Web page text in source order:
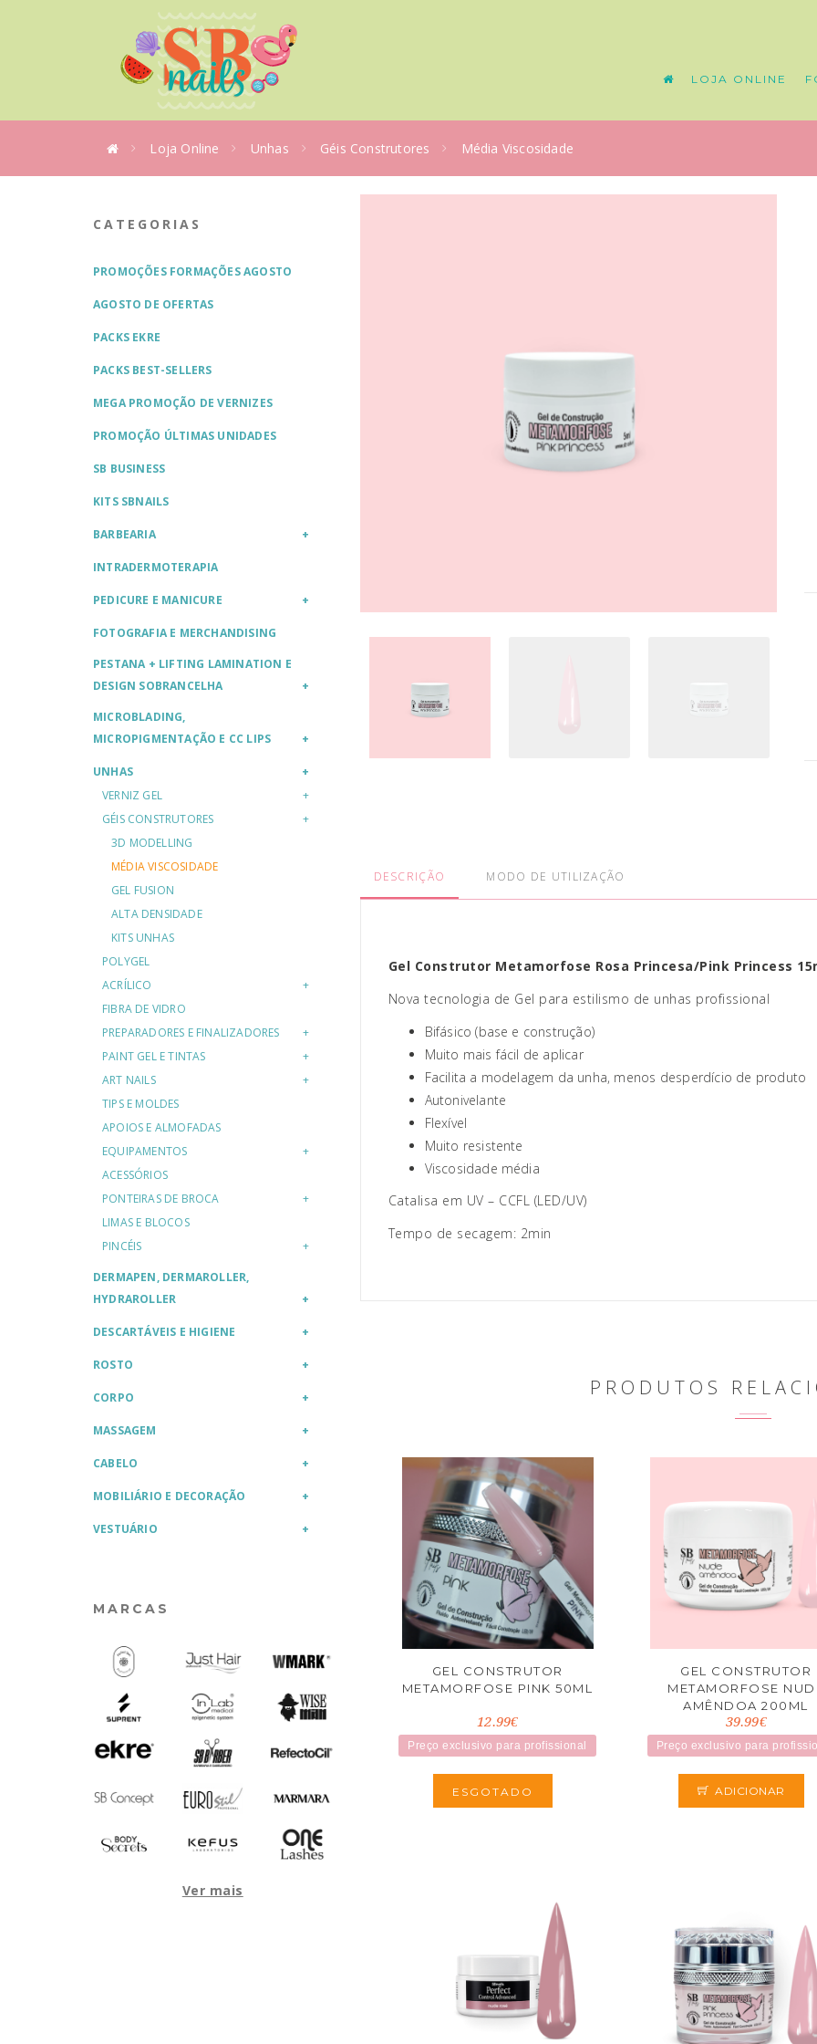
LOJA ONLINE
Loja Online Unhas Géis Construtores Média Viscosidade
CATEGORIAS
PROMOÇÕES FORMAÇÕES AGOSTO
AGOSTO DE OFERTAS
PACKS EKRE
PACKS BEST-SELLERS
MEGA PROMOÇÃO DE VERNIZES
PROMOÇÃO ÚLTIMAS UNIDADES
SB BUSINESS
KITS SBNAILS
BARBEARIA
INTRADERMOTERAPIA
PEDICURE E MANICURE
FOTOGRAFIA E MERCHANDISING
PESTANA + LIFTING LAMINATION E
DESIGN SOBRANCELHA
MICROBLADING,
MICROPIGMENTAÇÃO E CC LIPS
UNHAS
VERNIZ GEL
GÉIS CONSTRUTORES
3D MODELLING
MÉDIA VISCOSIDADE
GEL FUSION
ALTA DENSIDADE
KITS UNHAS
POLYGEL
ACRÍLICO
FIBRA DE VIDRO
PREPARADORES E FINALIZADORES
PAINT GEL E TINTAS
ART NAILS
TIPS E MOLDES
APOIOS E ALMOFADAS
EQUIPAMENTOS
ACESSÓRIOS
PONTEIRAS DE BROCA
LIMAS E BLOCOS
PINCÉIS
DERMAPEN, DERMAROLLER,
HYDRAROLLER
DESCARTÁVEIS E HIGIENE
ROSTO
CORPO
MASSAGEM
CABELO
MOBILIÁRIO E DECORAÇÃO
VESTUÁRIO
MARCAS
Ver mais
DESCRIÇÃO MODO DE UTILIZAÇÃO
Gel Construtor Metamorfose Rosa Princesa/Pink Princess
Nova tecnologia de Gel para estilismo de unhas profissional
Bifásico (base e construção)
Muito mais fácil de aplicar
Facilita a modelagem da unha, menos desperdício de produto
Autonivelante
Flexível
Muito resistente
Viscosidade média
Catalisa em UV – CCFL (LED/UV)
Tempo de secagem: 2min
PRODUTOS
GEL CONSTRUTOR
METAMORFOSE PINK 50ML
12.99€
Preço exclusivo para profissional
ESGOTADO
GEL CONSTRUTOR
METAMORFOSE
AMÊNDOA 200ML
39.99€
Preço exclusivo para
ADICIONAR